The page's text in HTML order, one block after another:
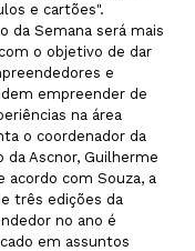
e cartões".
da Semana será mais
o objetivo de dar
e
empreender de
na área
o coordenador da
da Ascnor, Guilherme
acordo com Souza, a
três edições da
no ano é
em assuntos